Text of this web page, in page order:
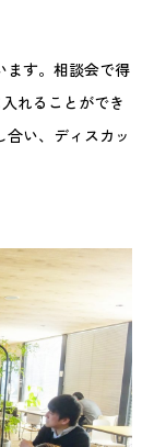
ます。相談会で得
れることができ
い、ディスカッ